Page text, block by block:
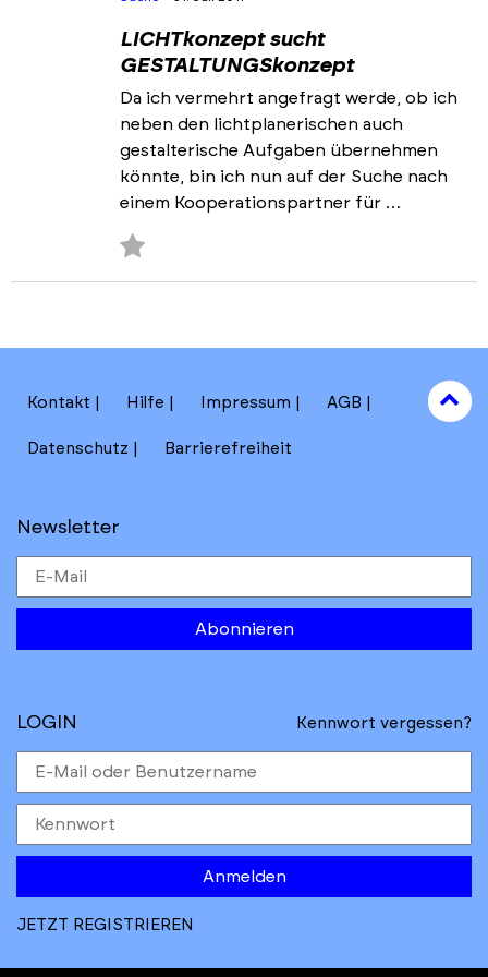
LICHTkonzept sucht
GESTALTUNGSkonzept
Da ich vermehrt angefragt werde, ob ich
neben den lichtplanerischen auch
gestalterische Aufgaben übernehmen
könnte, bin ich nun auf der Suche nach
einem Kooperationspartner für …
Zu
Kontakt Hilfe Impressum AGB
Datenschutz Barrierefreiheit
Newsletter
Abonnieren
to
top
LOGIN Kennwort vergessen?
Anmelden
JETZT REGISTRIEREN